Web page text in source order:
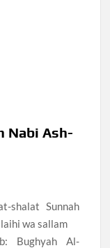
Nabi Ash-
shalat Sunnah
wa sallam
Bughyah Al-